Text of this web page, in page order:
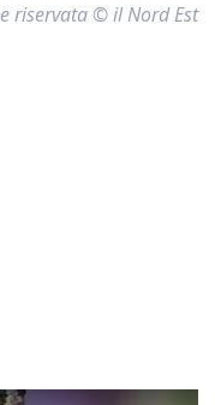
riservata © il Nord Est